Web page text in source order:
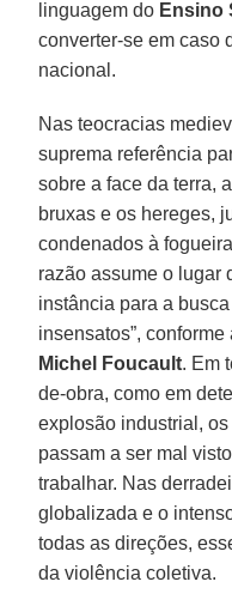
linguagem do Ensino
converter-se em caso
nacional.
Nas teocracias
suprema referência
sobre a face da terra,
bruxas e os hereges,
condenados à
razão assume o lugar
instância para a
insensatos”, conforme
Michel Foucault. Em
de-obra, como em
explosão industrial,
passam a ser mal
trabalhar. Nas
globalizada e o
todas as direções,
da violência coletiva.